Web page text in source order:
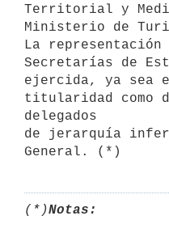
Territorial y
Ministerio de
La
Secretarías de
ejercida, ya sea
titularidad como
delegados
de jerarquía
(*)Notas: